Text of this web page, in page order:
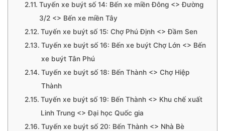
Tuyến xe buýt số 14: Bến xe miền Đông <> Đường
3/2 <> Bến xe miền Tây
Tuyến xe buýt số 15: Chợ Phú Định <> Đầm Sen
Tuyến xe buýt số 16: Bến xe buýt Chợ Lớn <> Bến
xe buýt Tân Phú
Tuyến xe buýt số 18: Bến Thành <> Chợ Hiệp
Thành
Tuyến xe buýt số 19: Bến Thành <> Khu chế xuất
Linh Trung <> Đại học Quốc gia
Tuyến xe buýt số 20: Bến Thành <> Nhà Bè